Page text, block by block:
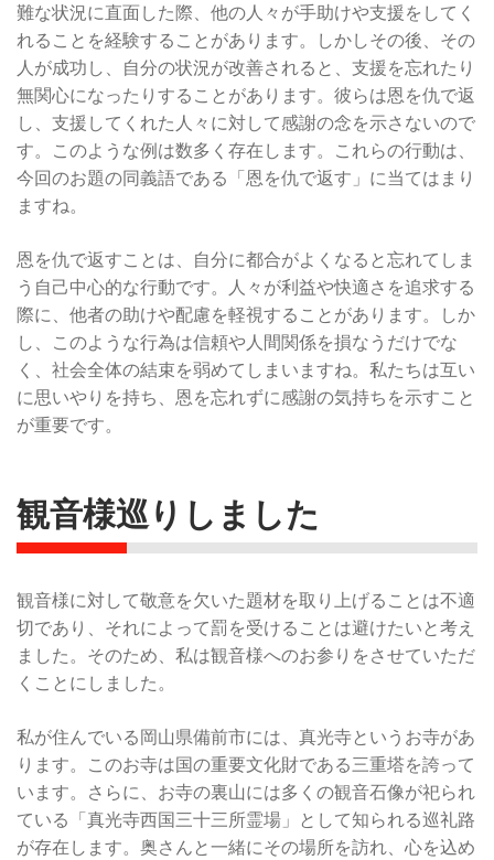
難な状況に直面した際、他の人々が手助けや支援をしてく
れることを経験することがあります。しかしその後、その
人が成功し、自分の状況が改善されると、支援を忘れたり
無関心になったりすることがあります。彼らは恩を仇で返
し、支援してくれた人々に対して感謝の念を示さないので
す。このような例は数多く存在します。これらの行動は、
今回のお題の同義語である「恩を仇で返す」に当てはまり
ますね。
恩を仇で返すことは、自分に都合がよくなると忘れてしま
う自己中心的な行動です。人々が利益や快適さを追求する
際に、他者の助けや配慮を軽視することがあります。しか
し、このような行為は信頼や人間関係を損なうだけでな
く、社会全体の結束を弱めてしまいますね。私たちは互い
に思いやりを持ち、恩を忘れずに感謝の気持ちを示すこと
が重要です。
観音様巡りしました
観音様に対して敬意を欠いた題材を取り上げることは不適
切であり、それによって罰を受けることは避けたいと考え
ました。そのため、私は観音様へのお参りをさせていただ
くことにしました。
私が住んでいる岡山県備前市には、真光寺というお寺があ
ります。このお寺は国の重要文化財である三重塔を誇って
います。さらに、お寺の裏山には多くの観音石像が祀られ
ている「真光寺西国三十三所霊場」として知られる巡礼路
が存在します。奥さんと一緒にその場所を訪れ、心を込め